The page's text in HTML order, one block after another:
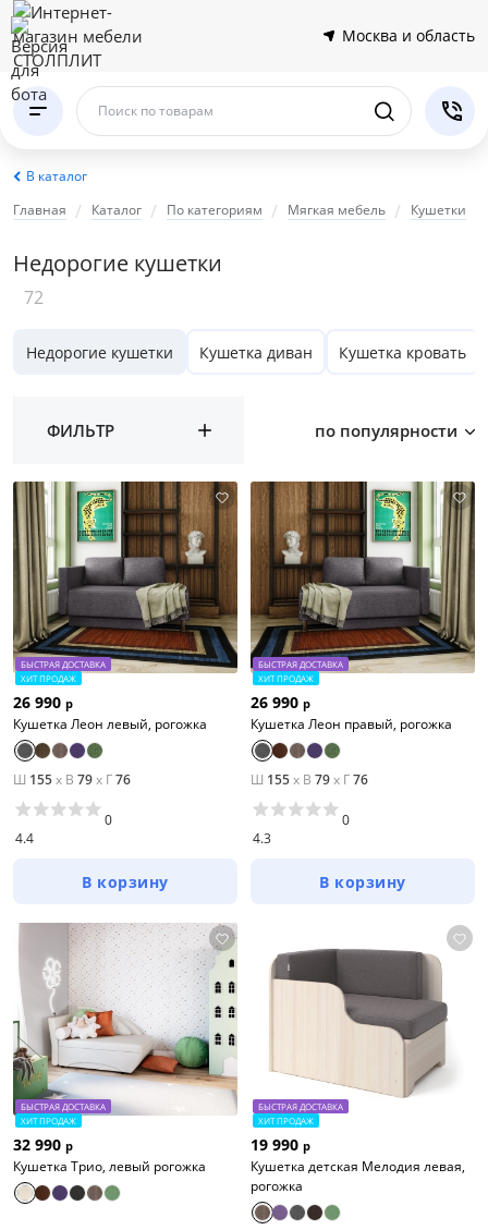
Москва и область
Поиск по товарам
В каталог
Главная
Каталог По категориям Мягкая мебель Кушетки
Недорогие кушетки
72
Недорогие кушетки Кушетка диван Кушетка кровать
ФИЛЬТР по популярности
БЫСТРАЯ ДОСТАВКА
ХИТ ПРОДАЖ
26 990 р
Кушетка Леон левый, рогожка
Ш 155x В 79x Г76
4.4
0
В корзину
БЫСТРАЯ ДОСТАВКА
ХИТ ПРОДАЖ
26 990 р
Кушетка Леон правый, рогожка
Ш 155x В 79x Г76
4.3
0
В корзину
БЫСТРАЯ ДОСТАВКА
ХИТ ПРОДАЖ
32 990 р
Кушетка Трио, левый рогожка
БЫСТРАЯ ДОСТАВКА
ХИТ ПРОДАЖ
19 990 р
Кушетка детская Мелодия левая,
рогожка